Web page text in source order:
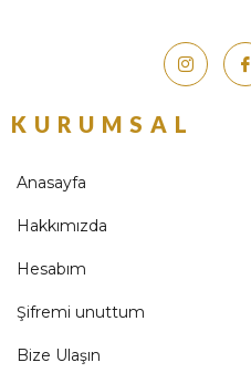
KURUMSAL
Anasayfa
Hakkımızda
Hesabım
Şifremi unuttum
Bize Ulaşın